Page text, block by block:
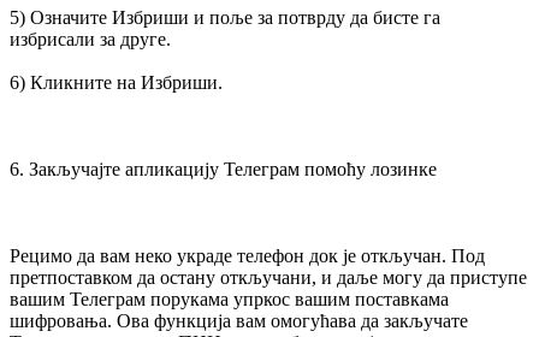
5) Означите Избриши и поље за потврду да бисте га
избрисали за друге.
6) Кликните на Избриши.
6. Закључајте апликацију Телеграм помоћу лозинке
Рецимо да вам неко украде телефон док је откључан. Под
претпоставком да остану откључани, и даље могу да приступе
вашим Телеграм порукама упркос вашим поставкама
шифровања. Ова функција вам омогућава да закључате